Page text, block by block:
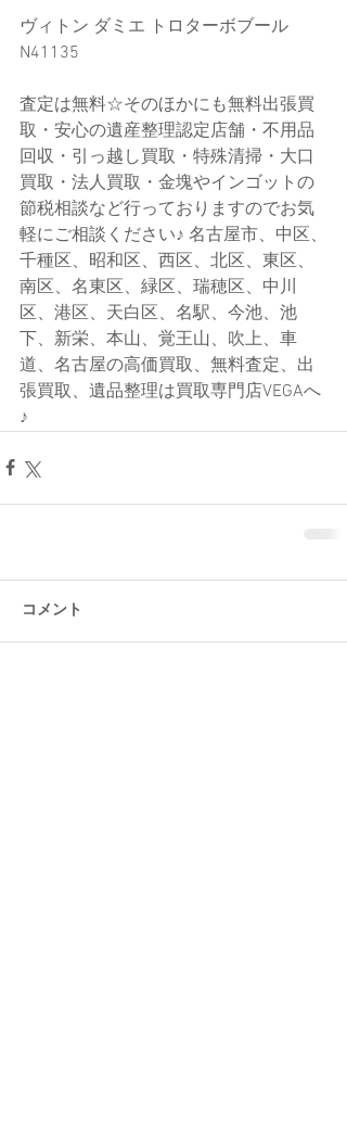
ヴィトン ダミエ トロターボブール
N41135
査定は無料☆そのほかにも無料出張買
取・安心の遺産整理認定店舗・不用品
回収・引っ越し買取・特殊清掃・大口
買取・法人買取・金塊やインゴットの
節税相談など行っておりますのでお気
軽にご相談ください♪ 名古屋市、中区、
千種区、昭和区、西区、北区、東区、
南区、名東区、緑区、瑞穂区、中川
区、港区、天白区、名駅、今池、池
下、新栄、本山、覚王山、吹上、車
道、名古屋の高価買取、無料査定、出
張買取、遺品整理は買取専門店VEGAへ
♪
コメント